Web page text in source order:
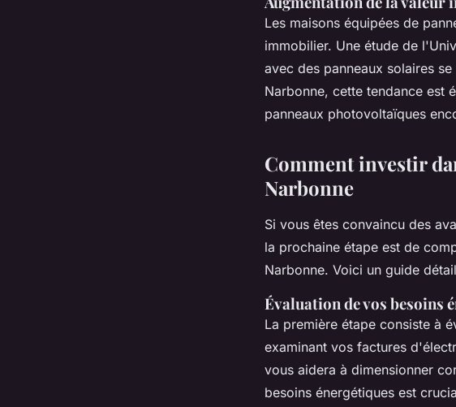
Les maisons équipées de
immobilier. Une étude de
avec des panneaux solaires
Narbonne, cette tendance est
panneaux photovoltaïques
Comment investir
Narbonne
Si vous êtes convaincu des
la prochaine étape est de
Narbonne. Voici un guide
Évaluation de vos besoins
La première étape consiste à
examinant vos factures
vous aidera à dimensionner
besoins énergétiques est